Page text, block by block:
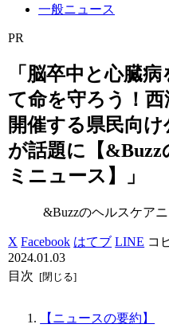
一般ニュース
PR
「脳卒中と心臓病
て命を守ろう！
開催する県民向け
が話題に【&Buzz
ミニュース】」
&Buzzのヘルスケア
X Facebook はてブ LINE コ
2024.01.03
目次
【ニュースの要約】